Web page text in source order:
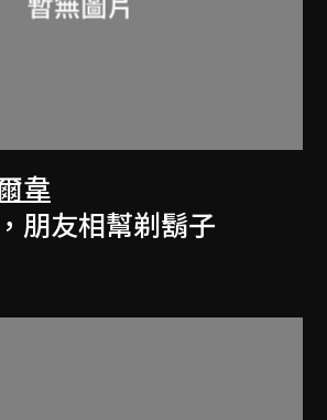
韋
朋友相幫剃鬍子